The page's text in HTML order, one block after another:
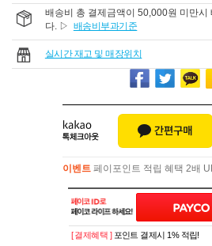
배송비 총 결제금액이 50,000원 미만시
다. ▷ 배송비부과기준
실시간 재고 및 매장위치
이벤트 페이포인트 적립 혜택 2배
이벤트페이포인트 적립 혜택 2배
[ 결제혜택 ] 포인트 결제시 1% 적립!